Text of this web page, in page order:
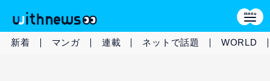
新着 マンガ 連載 ネットで話題 WORLD